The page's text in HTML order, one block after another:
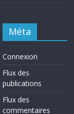
Méta
Connexion
Flux des
publications
Flux des
commentaires